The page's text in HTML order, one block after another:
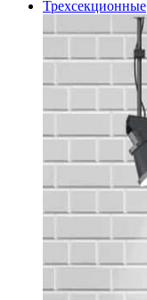
Трехсекционные